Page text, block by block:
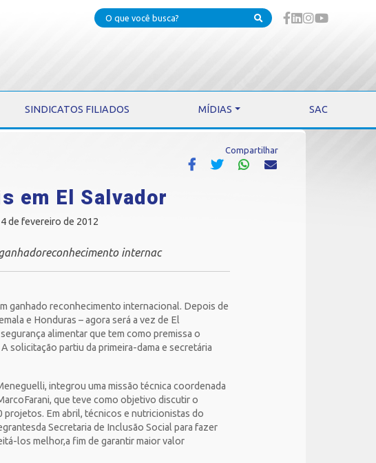
SINDICATOS FILIADOS MÍDIAS SAC
Compartilhar
em El Salvador
de fevereiro de 2012
internac
ganhado reconhecimento internacional. Depois de
e Honduras – agora será a vez de El
alimentar que tem como premissa o
solicitação partiu da primeira-dama e secretária
integrou uma missão técnica coordenada
que teve como objetivo discutir o
projetos. Em abril, técnicos e nutricionistas do
Secretaria de Inclusão Social para fazer
los melhor,a fim de garantir maior valor